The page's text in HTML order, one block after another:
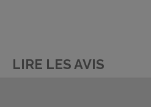
LIRE LES AVIS